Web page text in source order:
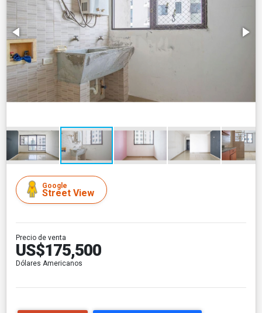
Google
Street View
Precio de venta
US$175,500
Dólares Americanos